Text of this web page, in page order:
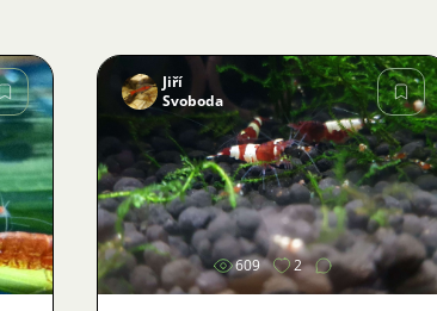
Bild
Jiří
Svoboda
609 2